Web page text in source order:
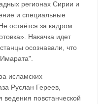
регионах Сирии и
и специальные
остаётся за кадром
Накачка идет
осознавали, что
исламских
Руслан Гереев,
ведения повстанческой